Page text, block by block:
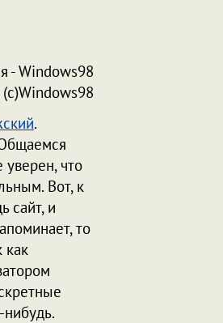
- Windows98
.
что
Вот, к
сайт, и
то
как